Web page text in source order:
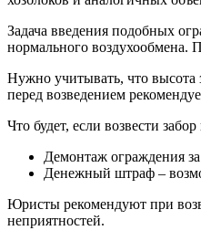
Задача введения подобных
нормального воздухообмена.
Нужно учитывать, что высота
перед возведением
Что будет, если возвести
Демонтаж ограждения за
Денежный штраф –
Юристы рекомендуют при
неприятностей.